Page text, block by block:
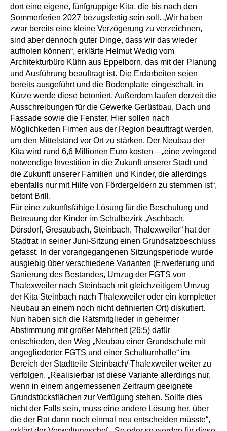
dort eine eigene, fünfgruppige Kita, die bis nach den
Sommerferien 2027 bezugsfertig sein soll. „Wir haben
zwar bereits eine kleine Verzögerung zu verzeichnen,
sind aber dennoch guter Dinge, dass wir das wieder
aufholen können“, erklärte Helmut Wedig vom
Architekturbüro Kühn aus Eppelborn, das mit der Planung
und Ausführung beauftragt ist. Die Erdarbeiten seien
bereits ausgeführt und die Bodenplatte eingeschalt, in
Kürze werde diese betoniert. Außerdem laufen derzeit die
Ausschreibungen für die Gewerke Gerüstbau, Dach und
Fassade sowie die Fenster. Hier sollen nach
Möglichkeiten Firmen aus der Region beauftragt werden,
um den Mittelstand vor Ort zu stärken. Der Neubau der
Kita wird rund 6,6 Millionen Euro kosten – „eine zwingend
notwendige Investition in die Zukunft unserer Stadt und
die Zukunft unserer Familien und Kinder, die allerdings
ebenfalls nur mit Hilfe von Fördergeldern zu stemmen ist“,
betont Brill.
Für eine zukunftsfähige Lösung für die Beschulung und
Betreuung der Kinder im Schulbezirk „Aschbach,
Dörsdorf, Gresaubach, Steinbach, Thalexweiler“ hat der
Stadtrat in seiner Juni-Sitzung einen Grundsatzbeschluss
gefasst. In der vorangegangenen Sitzungsperiode wurde
ausgiebig über verschiedene Varianten (Erweiterung und
Sanierung des Bestandes, Umzug der FGTS von
Thalexweiler nach Steinbach mit gleichzeitigem Umzug
der Kita Steinbach nach Thalexweiler oder ein kompletter
Neubau an einem noch nicht definierten Ort) diskutiert.
Nun haben sich die Ratsmitglieder in geheimer
Abstimmung mit großer Mehrheit (26:5) dafür
entschieden, den Weg „Neubau einer Grundschule mit
angegliederter FGTS und einer Schulturnhalle“ im
Bereich der Stadtteile Steinbach/ Thalexweiler weiter zu
verfolgen. „Realisierbar ist diese Variante allerdings nur,
wenn in einem angemessenen Zeitraum geeignete
Grundstücksflächen zur Verfügung stehen. Sollte dies
nicht der Falls sein, muss eine andere Lösung her, über
die der Rat dann noch einmal neu entscheiden müsste“,